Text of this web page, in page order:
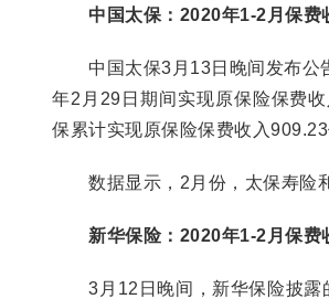
中国太保：2020年1-2月保费
中国太保3月13日晚间发布公
年2月29日期间实现原保险保费
保累计实现原保险保费收入
数据显示，2月份，太保寿险和
新华保险：2020年1-2月保费
3月12日晚间，新华保险披露